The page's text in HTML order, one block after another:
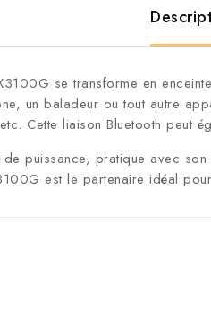
se transforme en
un baladeur ou tout autre
Cette liaison Bluetooth peut
puissance, pratique avec
est le partenaire idéal